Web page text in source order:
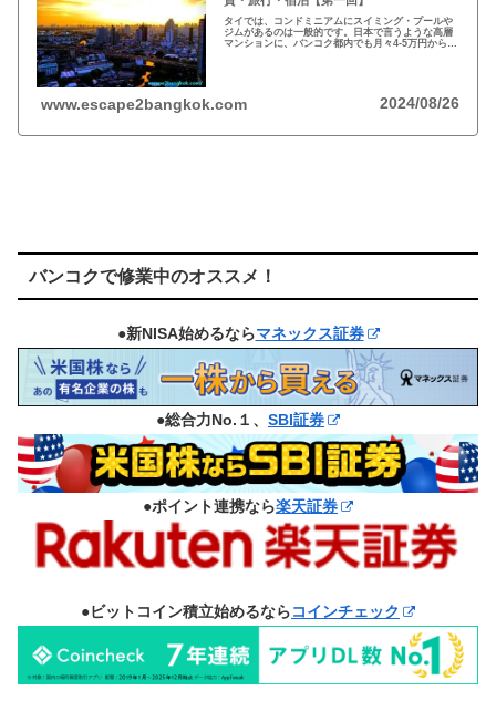
タイでは、コンドミニアムにスイミング・プールや
ジムがあるのは一般的です。日本で言うような高層
マンションに、バンコク都内でも月々4-5万円から賃
www.escape2bangkok.com 2024/08/26
バンコクで修業中のオススメ！
●新NISA始めるならマネックス証券
●総合力No.１、 SBI証券
●ポイント連携なら楽天証券
●ビットコイン積立始めるならコインチェック